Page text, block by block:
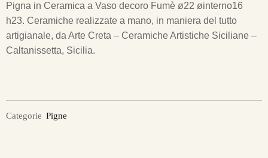
Pigna in Ceramica a Vaso decoro Fumè ø22 øinterno16
h23. Ceramiche realizzate a mano, in maniera del tutto
artigianale, da Arte Creta – Ceramiche Artistiche Siciliane –
Caltanissetta, Sicilia.
Categorie Pigne